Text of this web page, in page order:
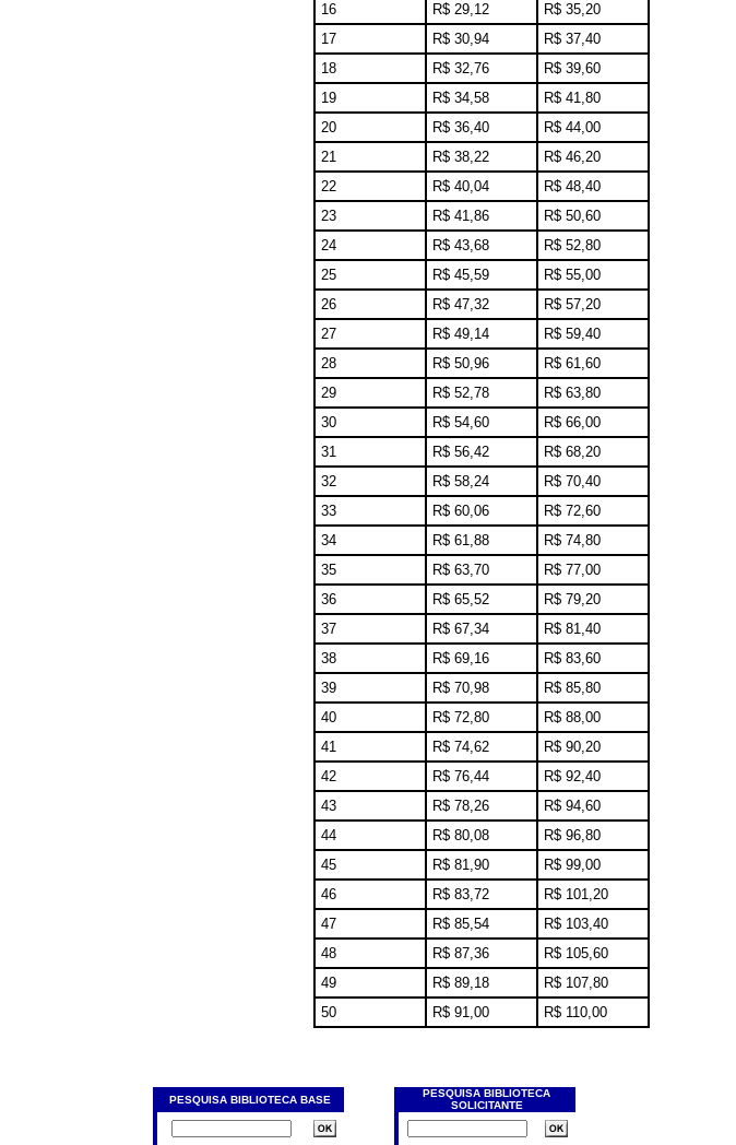
16
R$ 29,12
R$ 35,20
17
R$ 30,94
R$ 37,40
18
R$ 32,76
R$ 39,60
19
R$ 34,58
R$ 41,80
20
R$ 36,40
R$ 44,00
21
R$ 38,22
R$ 46,20
22
R$ 40,04
R$ 48,40
23
R$ 41,86
R$ 50,60
24
R$ 43,68
R$ 52,80
25
R$ 45,59
R$ 55,00
26
R$ 47,32
R$ 57,20
27
R$ 49,14
R$ 59,40
28
R$ 50,96
R$ 61,60
29
R$ 52,78
R$ 63,80
30
R$ 54,60
R$ 66,00
31
R$ 56,42
R$ 68,20
32
R$ 58,24
R$ 70,40
33
R$ 60,06
R$ 72,60
34
R$ 61,88
R$ 74,80
35
R$ 63,70
R$ 77,00
36
R$ 65,52
R$ 79,20
37
R$ 67,34
R$ 81,40
38
R$ 69,16
R$ 83,60
39
R$ 70,98
R$ 85,80
40
R$ 72,80
R$ 88,00
41
R$ 74,62
R$ 90,20
42
R$ 76,44
R$ 92,40
43
R$ 78,26
R$ 94,60
44
R$ 80,08
R$ 96,80
45
R$ 81,90
R$ 99,00
46
R$ 83,72
R$ 101,20
47
R$ 85,54
R$ 103,40
48
R$ 87,36
R$ 105,60
49
R$ 89,18
R$ 107,80
50
R$ 91,00 R$ 110,00
PESQUISA BIBLIOTECA BASE
PESQUISA BIBLIOTECA
SOLICITANTE